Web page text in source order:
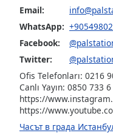
Email:
WhatsApp:
Facebook:
Twitter:
Ofis Telefonları: 0216
Canlı Yayın: 0850 733
https://
https://
Часът в града